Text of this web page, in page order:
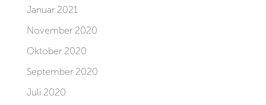
Januar 2021
November 2020
Oktober 2020
September 2020
Juli 2020